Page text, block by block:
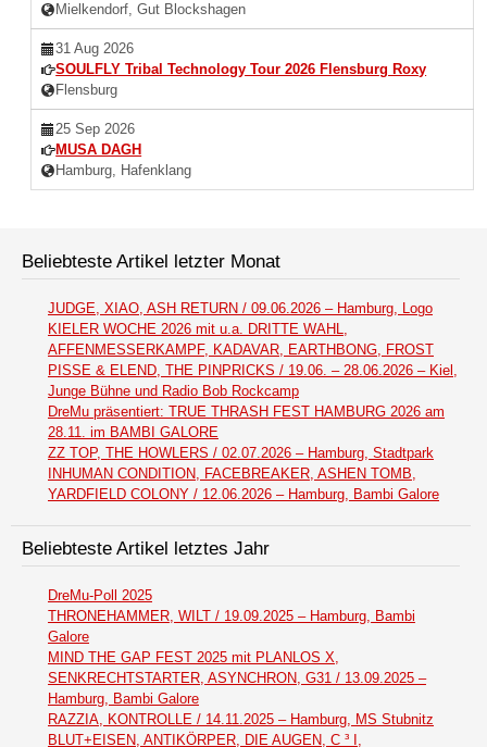
Mielkendorf, Gut Blockshagen
31 Aug 2026
SOULFLY Tribal Technology Tour 2026 Flensburg Roxy
Flensburg
25 Sep 2026
MUSA DAGH
Hamburg, Hafenklang
Beliebteste Artikel letzter Monat
JUDGE, XIAO, ASH RETURN / 09.06.2026 – Hamburg, Logo
KIELER WOCHE 2026 mit u.a. DRITTE WAHL,
AFFENMESSERKAMPF, KADAVAR, EARTHBONG, FROST
PISSE & ELEND, THE PINPRICKS / 19.06. – 28.06.2026 – Kiel,
Junge Bühne und Radio Bob Rockcamp
DreMu präsentiert: TRUE THRASH FEST HAMBURG 2026 am
28.11. im BAMBI GALORE
ZZ TOP, THE HOWLERS / 02.07.2026 – Hamburg, Stadtpark
INHUMAN CONDITION, FACEBREAKER, ASHEN TOMB,
YARDFIELD COLONY / 12.06.2026 – Hamburg, Bambi Galore
Beliebteste Artikel letztes Jahr
DreMu-Poll 2025
THRONEHAMMER, WILT / 19.09.2025 – Hamburg, Bambi
Galore
MIND THE GAP FEST 2025 mit PLANLOS X,
SENKRECHTSTARTER, ASYNCHRON, G31 / 13.09.2025 –
Hamburg, Bambi Galore
RAZZIA, KONTROLLE / 14.11.2025 – Hamburg, MS Stubnitz
BLUT+EISEN, ANTIKÖRPER, DIE AUGEN, C ³ I,